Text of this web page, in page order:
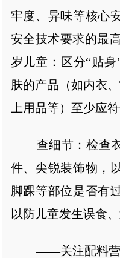
牢度、异味等核心
安全技术要求的最
岁儿童：区分“贴
肤的产品（如内衣
上用品等）至少应
查细节：检查衣
件、尖锐装饰物，
脚踝等部位是否有
以防儿童发生误食
——关注配料营养